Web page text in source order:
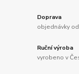
Doprava
objednávky
Ruční výroba
vyrobeno v